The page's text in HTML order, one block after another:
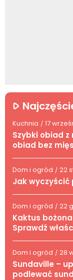
Kuchnia / 17
Szybki obiad z
obiad bez
Dom i ogród / 22
Jak wyczyścić
Dom i ogród / 22
Kaktus
Sprawdź
Dom i ogród / 28
Sundaville –
podlewać